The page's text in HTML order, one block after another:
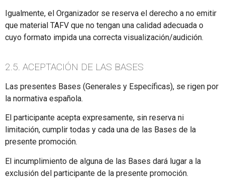
Igualmente, el Organizador se reserva el derecho a no emitir
que material TAFV que no tengan una calidad adecuada o
cuyo formato impida una correcta visualización/audición.
2.5. ACEPTACIÓN DE LAS BASES
Las presentes Bases (Generales y Específicas), se rigen por
la normativa española.
El participante acepta expresamente, sin reserva ni
limitación, cumplir todas y cada una de las Bases de la
presente promoción.
El incumplimiento de alguna de las Bases dará lugar a la
exclusión del participante de la presente promoción.